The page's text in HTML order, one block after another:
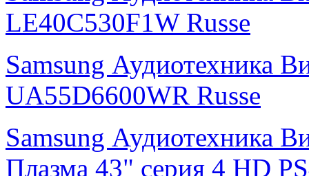
LE40C530F1W Russe
Samsung Аудиотехника
UA55D6600WR Russe
Samsung Аудиотехника
Плазма 43" cерия 4 HD